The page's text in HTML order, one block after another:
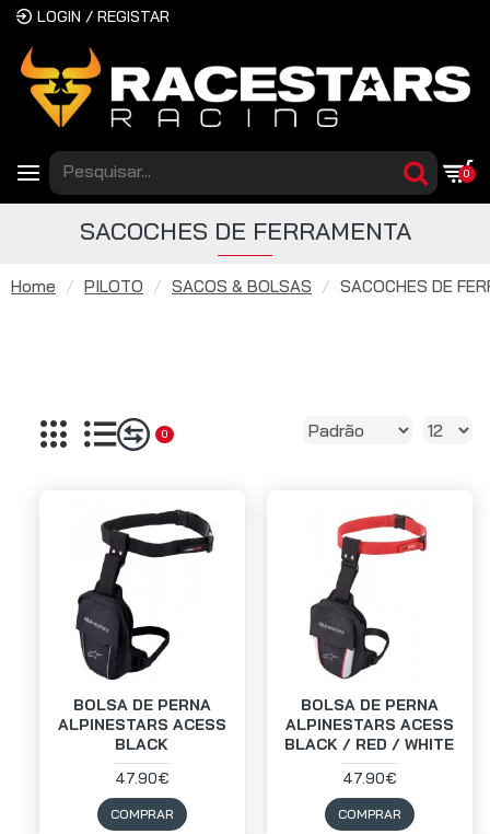
LOGIN / REGISTAR
0
Home PILOTO SACOS & BOLSAS SACOCHES DE
SACOCHES DE FERRAMENTA
0
BOLSA DE PERNA
ALPINESTARS ACESS
BLACK
47.90€
COMPRAR
BOLSA DE PERNA
ALPINESTARS ACESS
BLACK / RED / WHITE
47.90€
COMPRAR